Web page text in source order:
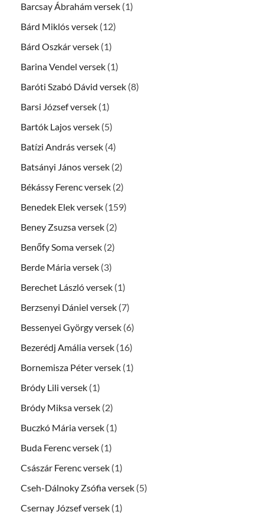
Barcsay Ábrahám versek (1)
Bárd Miklós versek (12)
Bárd Oszkár versek (1)
Barina Vendel versek (1)
Baróti Szabó Dávid versek (8)
Barsi József versek (1)
Bartók Lajos versek (5)
Batízi András versek (4)
Batsányi János versek (2)
Békássy Ferenc versek (2)
Benedek Elek versek (159)
Beney Zsuzsa versek (2)
Benőfy Soma versek (2)
Berde Mária versek (3)
Berechet László versek (1)
Berzsenyi Dániel versek (7)
Bessenyei György versek (6)
Bezerédj Amália versek (16)
Bornemisza Péter versek (1)
Bródy Lili versek (1)
Bródy Miksa versek (2)
Buczkó Mária versek (1)
Buda Ferenc versek (1)
Császár Ferenc versek (1)
Cseh-Dálnoky Zsófia versek (5)
Csernay József versek (1)